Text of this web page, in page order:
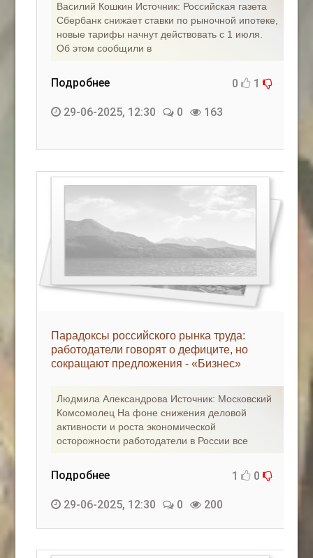
Василий Кошкин Источник: Российская газета
Сбербанк снижает ставки по рыночной ипотеке,
новые тарифы начнут действовать с 1 июля.
Об этом сообщили в
Подробнее 0 1
29-06-2025, 12:30 0 163
Парадоксы российского рынка труда:
работодатели говорят о дефиците, но
сокращают предложения - «Бизнес»
Людмила Александрова Источник: Московский
Комсомолец На фоне снижения деловой
активности и роста экономической
осторожности работодатели в России все
Подробнее 1 0
29-06-2025, 12:30 0 200